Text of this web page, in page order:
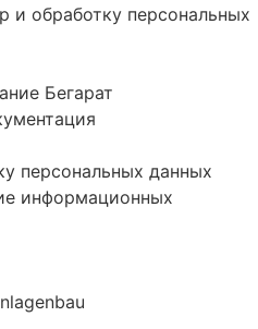
и обработку персональных
Бегарат
персональных данных
информационных